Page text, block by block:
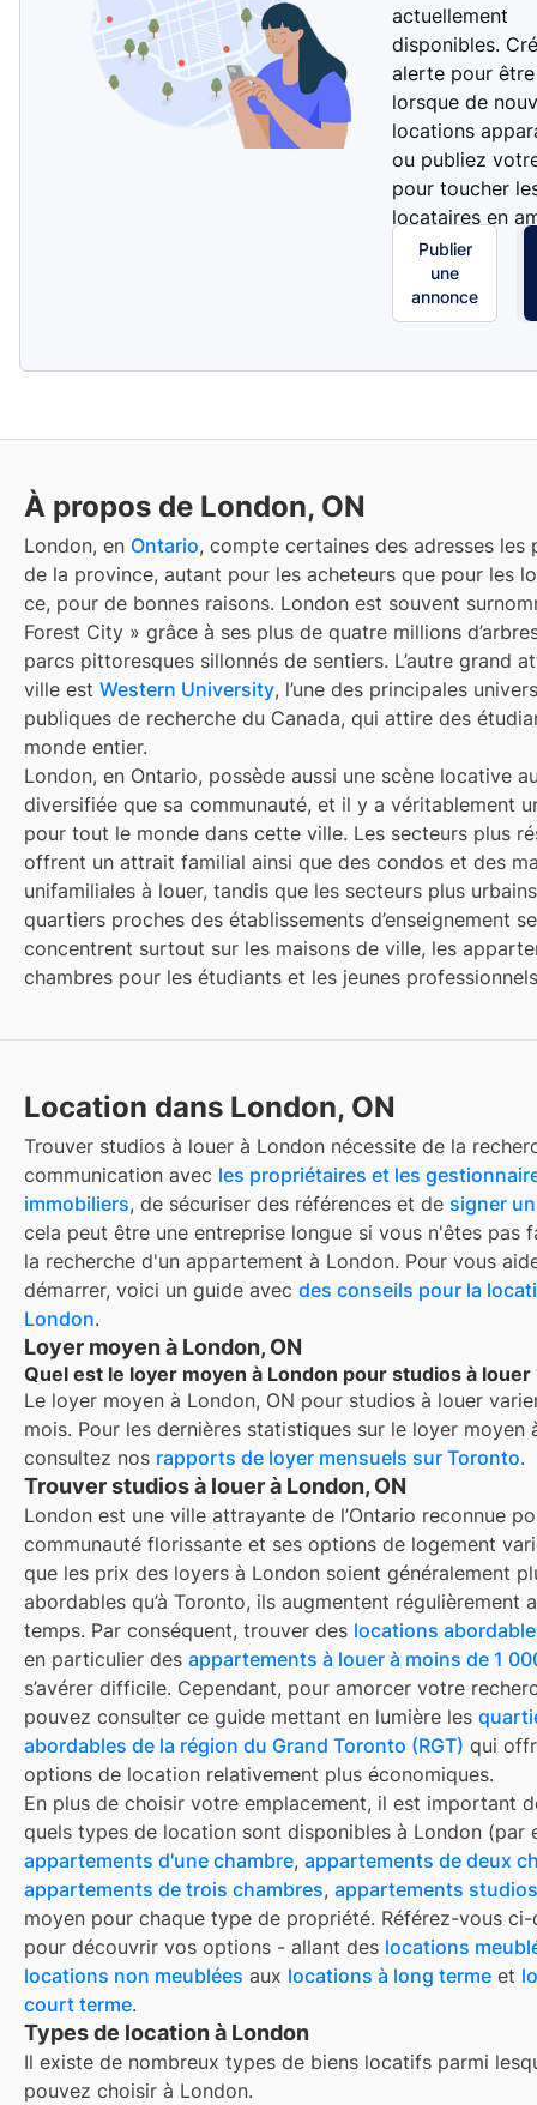
actuellement
disponibles.
alerte pour
lorsque de
locations
ou publiez
pour toucher
locataires en
Publier
une
annonce
À propos de London, ON
London, en Ontario, compte certaines des adresses les
de la province, autant pour les acheteurs que pour les
ce, pour de bonnes raisons. London est souvent
Forest City » grâce à ses plus de quatre millions
parcs pittoresques sillonnés de sentiers. L’autre grand
ville est Western University, l’une des principales
publiques de recherche du Canada, qui attire des
monde entier.
London, en Ontario, possède aussi une scène locative
diversifiée que sa communauté, et il y a véritablement
pour tout le monde dans cette ville. Les secteurs plus
offrent un attrait familial ainsi que des condos et des
unifamiliales à louer, tandis que les secteurs plus
quartiers proches des établissements d’enseignement se
concentrent surtout sur les maisons de ville, les
chambres pour les étudiants et les jeunes
Location dans London, ON
Trouver studios à louer à London nécessite de la
communication avec les propriétaires et les
immobiliers, de sécuriser des références et de signer
cela peut être une entreprise longue si vous n'êtes pas
la recherche d'un appartement à London. Pour vous
démarrer, voici un guide avec des conseils pour la
London.
Loyer moyen à London, ON
Quel est le loyer moyen à London pour studios à louer
Le loyer moyen à London, ON pour studios à louer
mois. Pour les dernières statistiques sur le loyer moyen
consultez nos rapports de loyer mensuels sur Toronto.
Trouver studios à louer à London, ON
London est une ville attrayante de l’Ontario reconnue
communauté florissante et ses options de logement
que les prix des loyers à London soient généralement
abordables qu’à Toronto, ils augmentent régulièrement
temps. Par conséquent, trouver des locations
en particulier des appartements à louer à moins de 1
s’avérer difficile. Cependant, pour amorcer votre
pouvez consulter ce guide mettant en lumière les
abordables de la région du Grand Toronto (RGT) qui
options de location relativement plus économiques.
En plus de choisir votre emplacement, il est important
quels types de location sont disponibles à London (par
appartements d'une chambre, appartements de deux
appartements de trois chambres, appartements studios
moyen pour chaque type de propriété. Référez-vous ci-
pour découvrir vos options - allant des locations
locations non meublées aux locations à long terme et
court terme.
Types de location à London
Il existe de nombreux types de biens locatifs parmi
pouvez choisir à London.